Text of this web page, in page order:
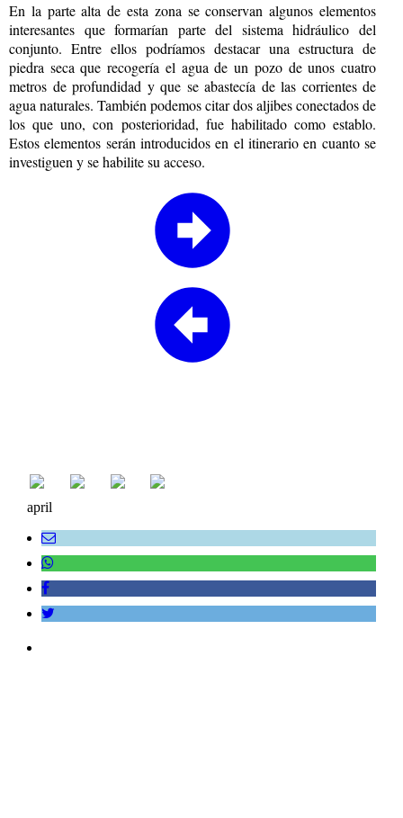
En la parte alta de esta zona se conservan algunos elementos
interesantes que formarían parte del sistema hidráulico del
conjunto. Entre ellos podríamos destacar una estructura de
piedra seca que recogería el agua de un pozo de unos cuatro
metros de profundidad y que se abastecía de las corrientes de
agua naturales. También podemos citar dos aljibes conectados de
los que uno, con posterioridad, fue habilitado como establo.
Estos elementos serán introducidos en el itinerario en cuanto se
investiguen y se habilite su acceso.
april